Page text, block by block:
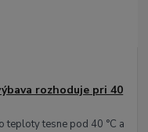
rozhoduje pri 40
teploty tesne pod 40 °C a